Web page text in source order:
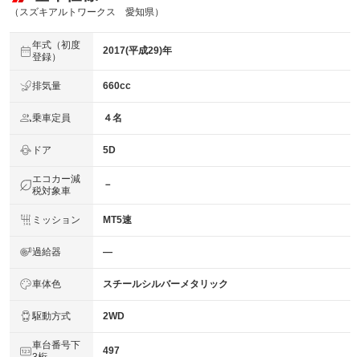
（スズキアルトワークス 愛知県）
年式（初度
登録）
2017(平成29)年
排気量 660cc
乗車定員 ４名
ドア 5D
エコカー減
税対象車
－
ミッション MT5速
過給器 ―
車体色 スチールシルバーメタリック
駆動方式 2WD
車台番号下
497